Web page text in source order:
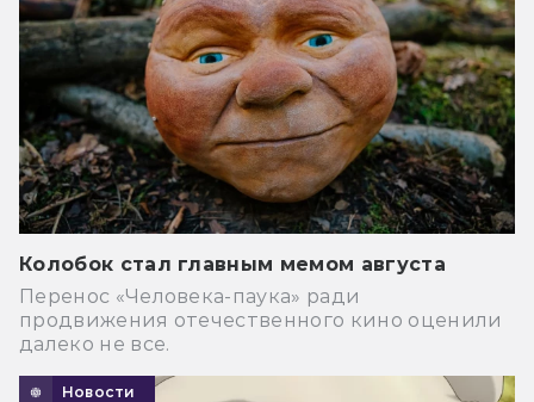
Колобок стал главным мемом августа
Перенос «Человека-паука» ради
продвижения отечественного кино оценили
далеко не все.
Новости